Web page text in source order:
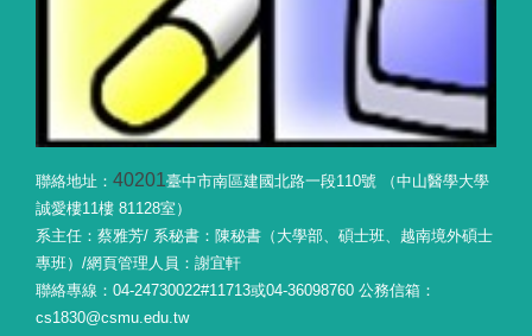
聯絡地址： 40201 臺中市南區建國北路一段110號 （中山醫學大學
誠愛樓11樓 81128室）
系主任：蔡雅芳/ 系秘書：陳秘書（大學部、碩士班、越南境外碩士
專班）/網頁管理人員：謝宜軒
聯絡專線：04-24730022#11713或04-36098760 公務信箱：
cs1830@csmu.edu.tw